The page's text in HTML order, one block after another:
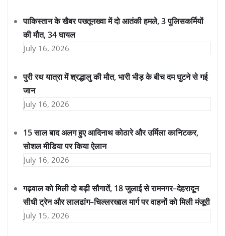
पाकिस्तान के खैबर पख्तूनख्वा में दो आतंकी हमले, 3 पुलिसकर्मियों
की मौत, 34 घायल
July 16, 2026
पुरी रथ यात्रा में श्रद्धालु की मौत, भारी भीड़ के बीच दम घुटने से गई
जान
July 16, 2026
15 साल बाद अलग हुए आदिनाथ कोठारे और उर्मिला कानिटकर,
सोशल मीडिया पर किया ऐलान
July 16, 2026
गढ़वाल को मिली दो बड़ी सौगातें, 18 जुलाई से रामनगर–देहरादून
सीधी ट्रेन और लालढांग–चिल्लरखाल मार्ग पर वाहनों को मिली मंजूरी
July 15, 2026